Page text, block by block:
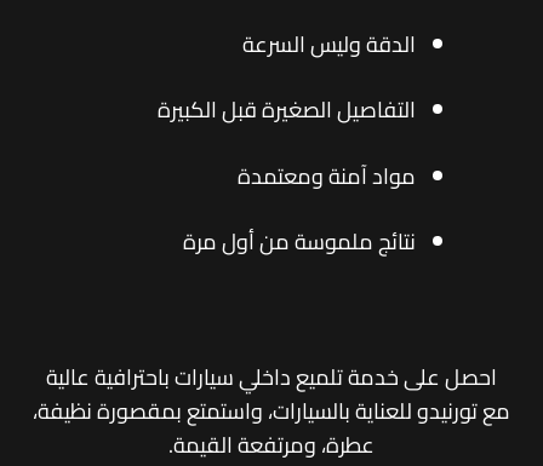
الدقة وليس السرعة
التفاصيل الصغيرة قبل الكبيرة
مواد آمنة ومعتمدة
نتائج ملموسة من أول مرة
احصل على خدمة تلميع داخلي سيارات باحترافية عالية
مع تورنيدو للعناية بالسيارات، واستمتع بمقصورة نظيفة،
عطرة، ومرتفعة القيمة.